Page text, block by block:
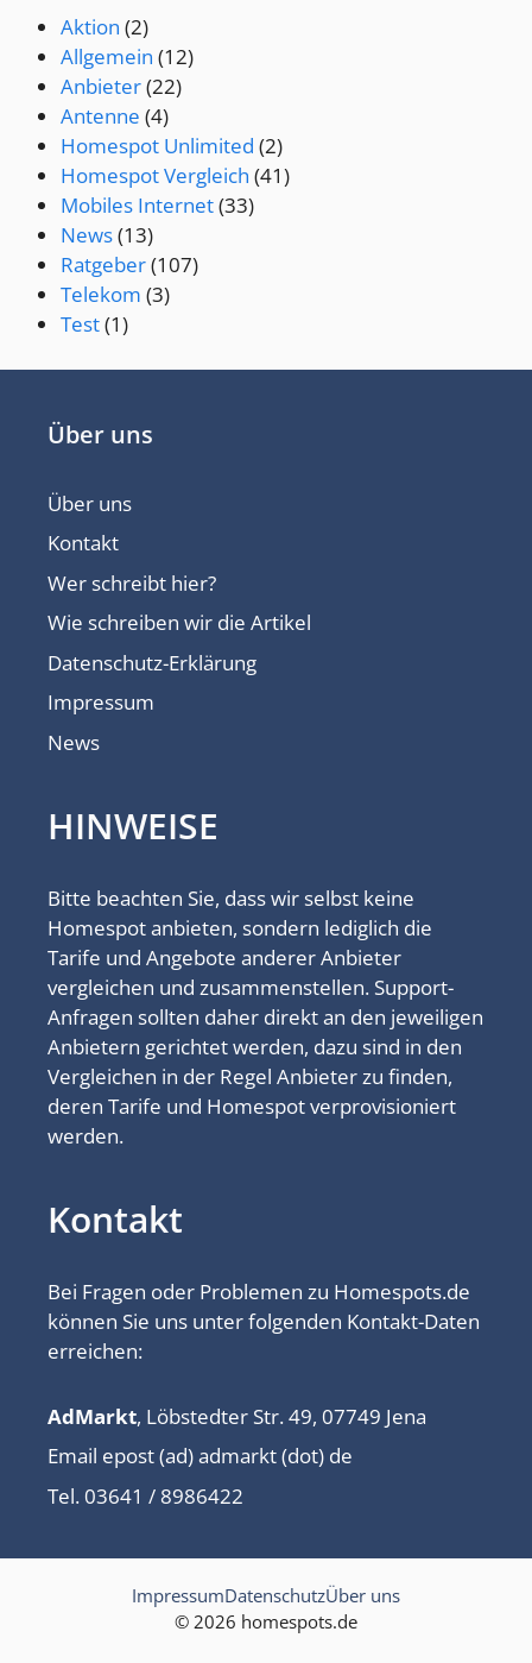
Aktion (2)
Allgemein (12)
Anbieter(22)
Antenne (4)
Homespot Unlimited (2)
Homespot Vergleich (41)
Mobiles Internet(33)
News(13)
Ratgeber(107)
Telekom (3)
Test(1)
Über uns
Über uns
Kontakt
Wer schreibt hier?
Wie schreiben wir die Artikel
Datenschutz-Erklärung
Impressum
News
HINWEISE
Bitte beachten Sie, dass wir selbst keine
Homespot anbieten, sondern lediglich die
Tarife und Angebote anderer Anbieter
vergleichen und zusammenstellen. Support-
Anfragen sollten daher direkt an den jeweiligen
Anbietern gerichtet werden, dazu sind in den
Vergleichen in der Regel Anbieter zu finden,
deren Tarife und Homespot verprovisioniert
werden.
Kontakt
Bei Fragen oder Problemen zu Homespots.de
können Sie uns unter folgenden Kontakt-Daten
erreichen:
AdMarkt, Löbstedter Str. 49, 07749 Jena
Email epost (ad) admarkt (dot) de
Tel. 03641 / 8986422
© 2026 homespots.de
ImpressumDatenschutzÜber uns